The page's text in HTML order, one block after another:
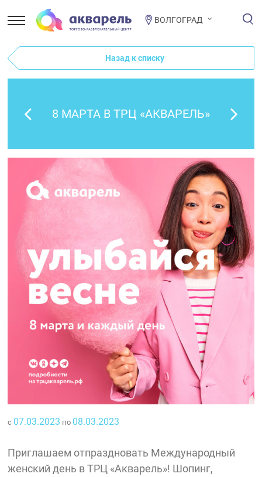
ВОЛГОГРАД
Назад к списку
8 МАРТА В ТРЦ «АКВАРЕЛЬ»
с 07.03.2023 по 08.03.2023
Приглашаем отпраздновать Международный
женский день в ТРЦ «Акварель»! Шопинг,